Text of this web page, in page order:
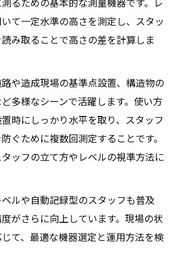
て一定水準の高さを測定し、スタッ
み取ることで高さの差を計算しま
や造成現場の基準点設置、構造物の
多様なシーンで活躍します。使い方
時にしっかり水平を取り、スタッフ
ぐために複数回測定することです。
ッフの立て方やレベルの視準方法に
ルや自動記録型のスタッフも普及
がさらに向上しています。現場の状
て、最適な機器選定と運用方法を検